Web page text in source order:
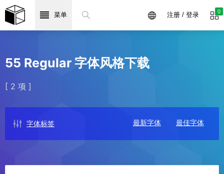
菜单 0
注册 / 登录
55 Regular 字体风格下载
[ 2 项 ]
字体标签 最新字体 最佳字体